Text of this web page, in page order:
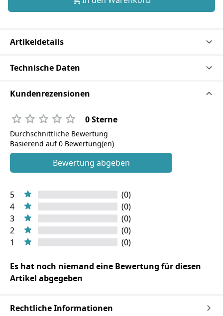
Artikeldetails
Technische Daten
Kundenrezensionen
0 Sterne
Durchschnittliche Bewertung
Basierend auf 0 Bewertung(en)
Bewertung abgeben
5
(0)
4
(0)
3
(0)
2
(0)
1
(0)
Es hat noch niemand eine Bewertung für diesen
Artikel abgegeben
Rechtliche Informationen